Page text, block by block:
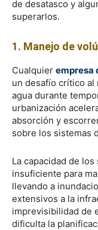
de desatasco y
superarlos.
1. Manejo de
Cualquier empresa
un desafío crítico al
agua durante
urbanización
absorción y
sobre los sistemas
La capacidad de
insuficiente para
llevando a
extensivos a la
imprevisibilidad de
dificulta la